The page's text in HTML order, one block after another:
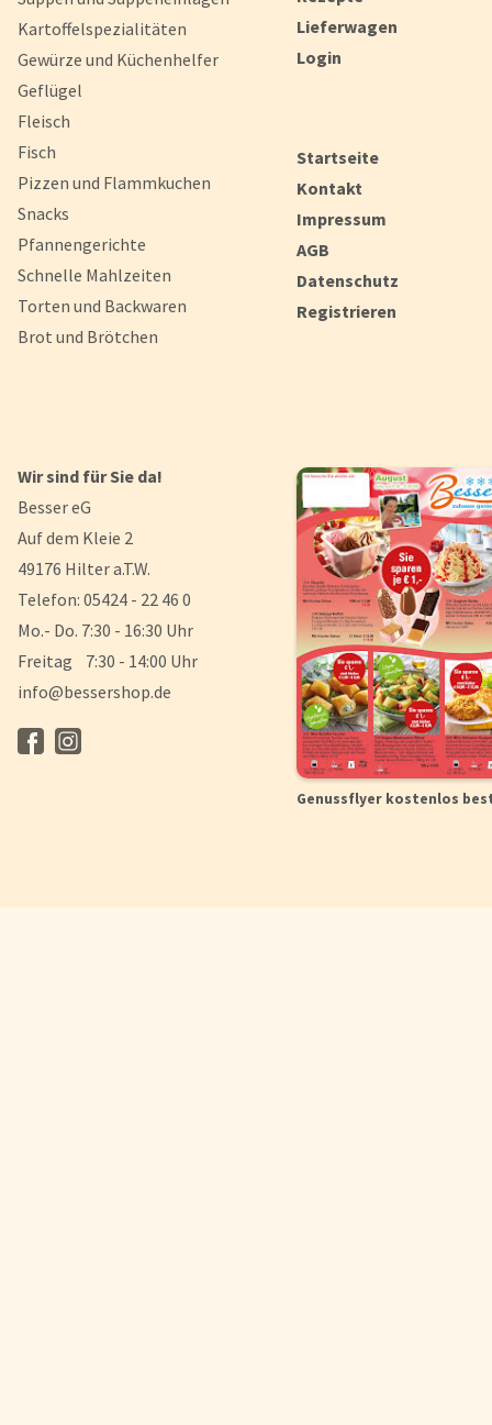
Kartoffelspezialitäten
Gewürze und Küchenhelfer
Geflügel
Fleisch
Fisch
Pizzen und Flammkuchen
Snacks
Pfannengerichte
Schnelle Mahlzeiten
Torten und Backwaren
Brot und Brötchen
Lieferwagen
Login
Startseite
Kontakt
Impressum
AGB
Datenschutz
Registrieren
Wir sind für Sie da!
Besser eG
Auf dem Kleie 2
49176 Hilter a.T.W.
Telefon: 05424 - 22 46 0
Mo.- Do. 7:30 - 16:30 Uhr
Freitag 7:30 - 14:00 Uhr
info@bessershop.de
Genussflyer kostenlos